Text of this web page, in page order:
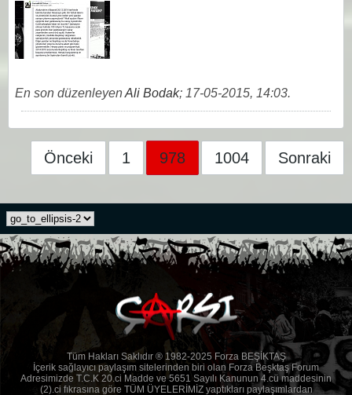
En son düzenleyenAli Bodak; 17-05-2015, 14:03.
Önceki 1 978 1004 Sonraki
Tüm Hakları Saklıdır ® 1982-2025 Forza BEŞİKTAŞ
İçerik sağlayıcı paylaşım sitelerinden biri olan Forza Beşktaş Forum
Adresimizde T.C.K 20.ci Madde ve 5651 Sayılı Kanunun 4.cü maddesinin
(2).ci fıkrasına göre TÜM ÜYELERİMİZ yaptıkları paylaşımlardan